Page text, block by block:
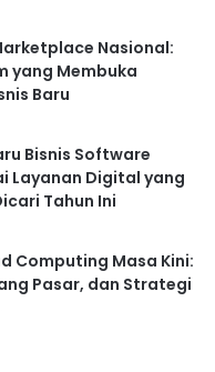
Nasional:
yang Membuka
Baru
Bisnis Software
Layanan Digital yang
Tahun Ini
Computing Masa Kini:
Pasar, dan Strategi